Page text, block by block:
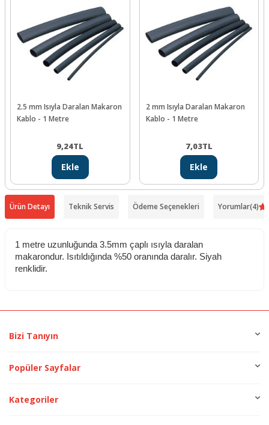
2.5 mm Isıyla Daralan Makaron
Kablo - 1 Metre
9,24TL
Ekle
2 mm Isıyla Daralan Makaron
Kablo - 1 Metre
7,03TL
Ekle
Ürün Detayı Teknik Servis Ödeme Seçenekleri Yorumlar(4)
1 metre uzunluğunda 3.5mm çaplı ısıyla daralan
makarondur. Isıtıldığında %50 oranında daralır. Siyah
renklidir.
Bizi Tanıyın
Popüler Sayfalar
Kategoriler